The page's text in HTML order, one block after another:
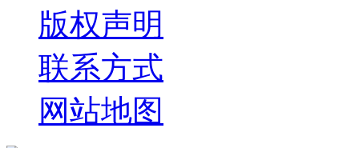
版权声明
联系方式
网站地图